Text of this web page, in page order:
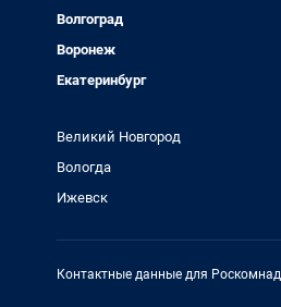
Волгоград
Воронеж
Екатеринбург
Великий Новгород
Вологда
Ижевск
Контактные данные для